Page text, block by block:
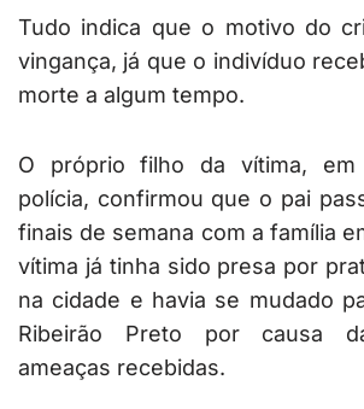
Tudo indica que o motivo do
vingança, já que o indivíduo
morte a algum tempo.
O próprio filho da vítima, em
polícia, confirmou que o pai
finais de semana com a família
vítima já tinha sido presa por
na cidade e havia se mudado
Ribeirão Preto por causa
ameaças recebidas.